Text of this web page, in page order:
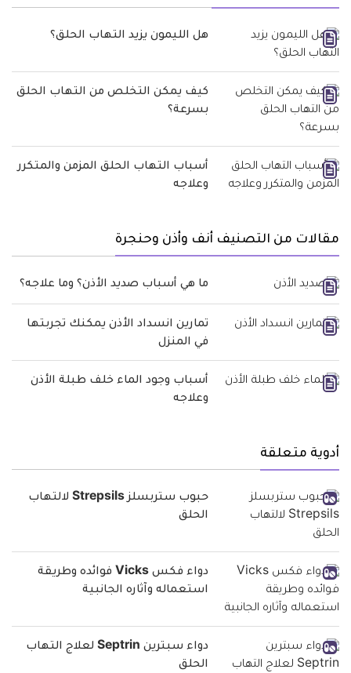
هل الليمون يزيد التهاب الحلق؟
كيف يمكن التخلص من التهاب الحلق
بسرعة؟
أسباب التهاب الحلق المزمن والمتكرر
وعلاجه
مقالات من التصنيف أنف وأذن وحنجرة
ما هي أسباب صديد الأذن؟ وما علاجه؟
تمارين انسداد الأذن يمكنك تجربتها
في المنزل
أسباب وجود الماء خلف طبلة الأذن
وعلاجه
أدوية متعلقة
حبوب ستربسلز Strepsils لالتهاب
الحلق
دواء فكس Vicks فوائده وطريقة
استعماله وآثاره الجانبية
دواء سبترين Septrin لعلاج التهاب
الحلق